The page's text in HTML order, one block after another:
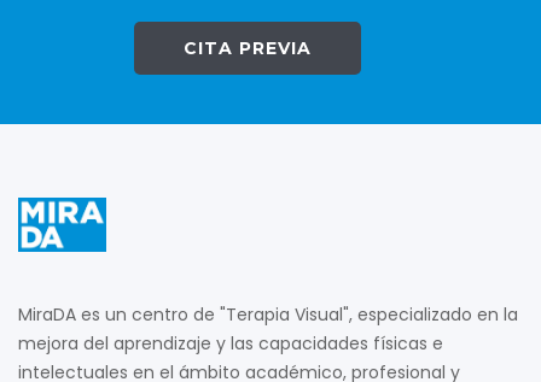
CITA PREVIA
MiraDA es un centro de "Terapia Visual", especializado en la
mejora del aprendizaje y las capacidades físicas e
intelectuales en el ámbito académico, profesional y